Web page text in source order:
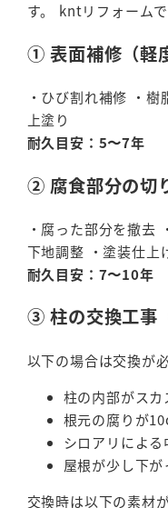
す。 kntリフォーム
① 表面補修（軽
・ひび割れ補修 ・
上塗り
耐久目安：5〜7年
② 腐食部分の切
・腐った部分を撤去
下地調整 ・塗装仕上
耐久目安：7〜10年
③ 柱の交換工事
以下の場合は交換が必
柱の内部がスカ
根元の腐りが
シロアリによる
屋根が少し下が
交換時は以下の素材